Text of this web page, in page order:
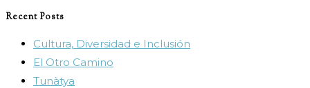
Recent Posts
Cultura, Diversidad e Inclusión
El Otro Camino
Tunàtya